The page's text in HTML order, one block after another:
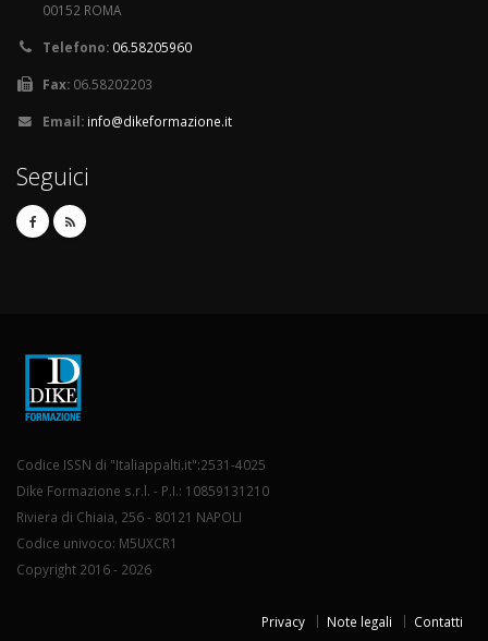
00152 ROMA
Telefono: 06.58205960
Fax: 06.58202203
Email: info@dikeformazione.it
Seguici
Codice ISSN di "Italiappalti.it":2531-4025
Dike Formazione s.r.l. - P.I.: 10859131210
Riviera di Chiaia, 256 - 80121 NAPOLI
Codice univoco: M5UXCR1
Copyright 2016 - 2026
Privacy Note legali Contatti